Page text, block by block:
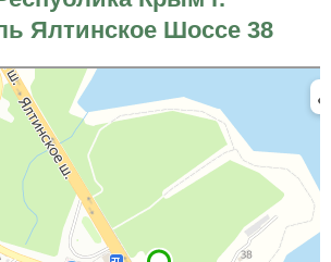
Ялтинское Шоссе 38
навигация, поиск мест